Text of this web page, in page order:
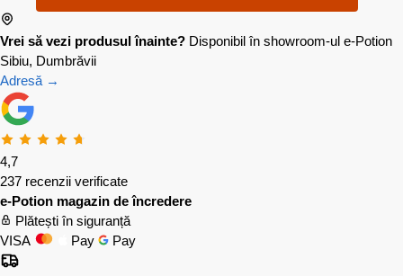
Vrei să vezi produsul înainte? Disponibil în showroom-ul e-Potion
Sibiu, Dumbrăvii
Adresă →
4,7
237 recenzii verificate
e-Potion magazin de încredere
Plătești în siguranță
VISA
Pay Pay